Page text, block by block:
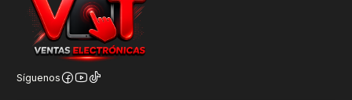
Síguenos